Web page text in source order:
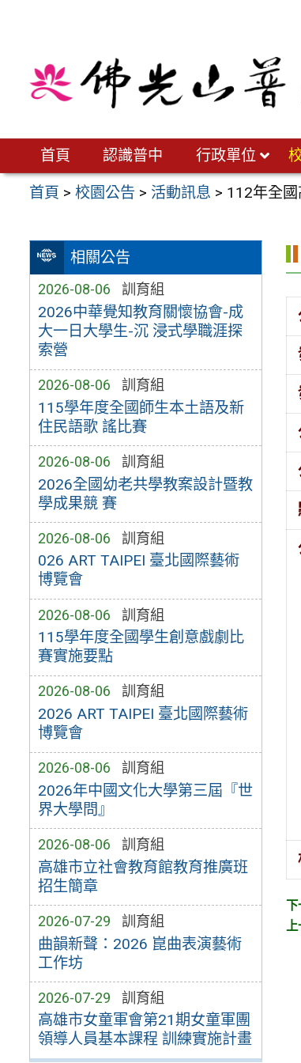
首頁 認識普中 行政單位
首頁 >校園公告 > 活動訊息 > 112年全
相關公告
2026-08-06 訓育組
2026中華覺知教育關懷協會-成
大一日大學生-沉 浸式學職涯探
索營
2026-08-06 訓育組
115學年度全國師生本土語及新
住民語歌 謠比賽
2026-08-06 訓育組
2026全國幼老共學教案設計暨教
學成果競 賽
2026-08-06 訓育組
026 ART TAIPEI 臺北國際藝術
博覽會
2026-08-06 訓育組
115學年度全國學生創意戲劇比
賽實施要點
2026-08-06 訓育組
2026 ART TAIPEI 臺北國際藝術
博覽會
2026-08-06 訓育組
2026年中國文化大學第三屆『世
界大學問』
2026-08-06 訓育組
高雄市立社會教育館教育推廣班
招生簡章
2026-07-29 訓育組
曲韻新聲：2026 崑曲表演藝術
工作坊
2026-07-29 訓育組
高雄市女童軍會第21期女童軍團
領導人員基本課程 訓練實施計畫